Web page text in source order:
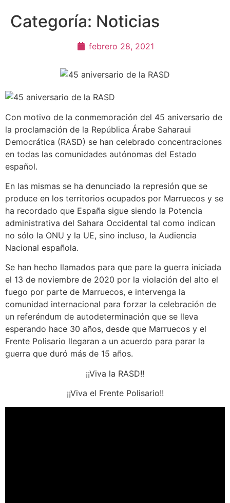
Categoría: Noticias
febrero 28, 2021
Con motivo de la conmemoración del 45 aniversario de
la proclamación de la República Árabe Saharaui
Democrática (RASD) se han celebrado concentraciones
en todas las comunidades autónomas del Estado
español.
En las mismas se ha denunciado la represión que se
produce en los territorios ocupados por Marruecos y se
ha recordado que España sigue siendo la Potencia
administrativa del Sahara Occidental tal como indican
no sólo la ONU y la UE, sino incluso, la Audiencia
Nacional española.
Se han hecho llamados para que pare la guerra iniciada
el 13 de noviembre de 2020 por la violación del alto el
fuego por parte de Marruecos, e intervenga la
comunidad internacional para forzar la celebración de
un referéndum de autodeterminación que se lleva
esperando hace 30 años, desde que Marruecos y el
Frente Polisario llegaran a un acuerdo para parar la
guerra que duró más de 15 años.
¡¡Viva la RASD!!
¡¡Viva el Frente Polisario!!